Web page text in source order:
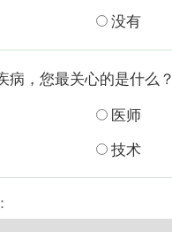
没有
病，您最关心的是什么？
医师
技术